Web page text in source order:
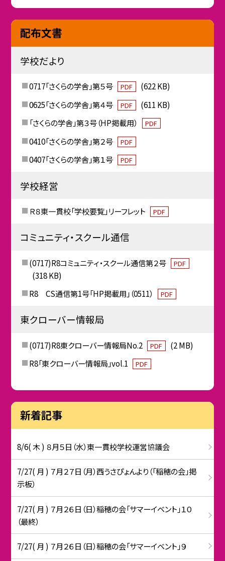
配布文書
学校だより
0717「さくらの学舎」第５号 PDF
(622 KB)
0625「さくらの学舎」第４号
PDF
(611 KB)
「さくらの学舎」第３号（HP掲載用）
PDF
0410「さくらの学舎」第２号 PDF
0407「さくらの学舎」第１号 PDF
学校経営
Ｒ８東一貫校「学校要覧」リーフレット PDF
コミュニティ・スクール通信
(0717)R8コミュニティ・スクール通信第２号 PDF
(318 KB)
R8 CS通信第1号「HP掲載用」（0511）
PDF
東クローバー情報局
(0717)R8東クローバー情報局No.2 PDF
(2 MB)
R8「東クローバー情報局」vol.1
PDF
新着記事
8/6( 木 ) ８月５日（水）東一貫校学校運営協議会
7/27( 月 ) ７月２７日（月）西うさぴょんより（「稲穂の会」掲
示板）
7/27( 月 ) ７月２６日（日）稲穂の会「サマーイベント」１０
（最終）
7/27( 月 ) ７月２６日（日）稲穂の会「サマーイベント」９